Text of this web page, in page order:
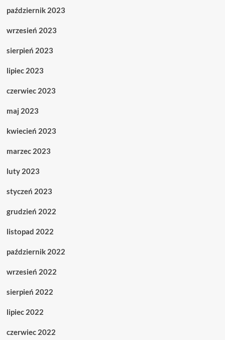
październik 2023
wrzesień 2023
sierpień 2023
lipiec 2023
czerwiec 2023
maj 2023
kwiecień 2023
marzec 2023
luty 2023
styczeń 2023
grudzień 2022
listopad 2022
październik 2022
wrzesień 2022
sierpień 2022
lipiec 2022
czerwiec 2022